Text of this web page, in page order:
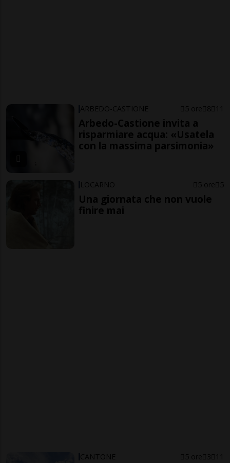
ARBEDO-CASTIONE 5 ore 8 11
Arbedo-Castione invita a
risparmiare acqua: «Usatela
con la massima parsimonia»
LOCARNO 5 ore 5
Una giornata che non vuole
finire mai
CANTONE 5 ore 3 11